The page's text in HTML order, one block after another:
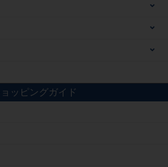
ッピングガイド